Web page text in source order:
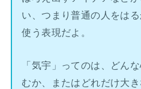
い、つまり普通の人をは
使う表現だよ。
「気宇」ってのは、どん
むか、またはどれだけ大